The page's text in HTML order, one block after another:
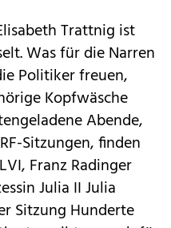
Trattnig ist
Was für die Narren
Politiker freuen,
Kopfwäsche
Abende,
Sitzungen, finden
Franz Radinger
Julia II Julia
Sitzung Hunderte